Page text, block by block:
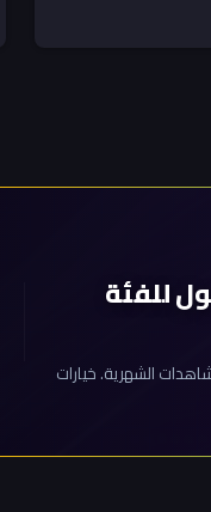
للفئة
الشهرية. خيارات